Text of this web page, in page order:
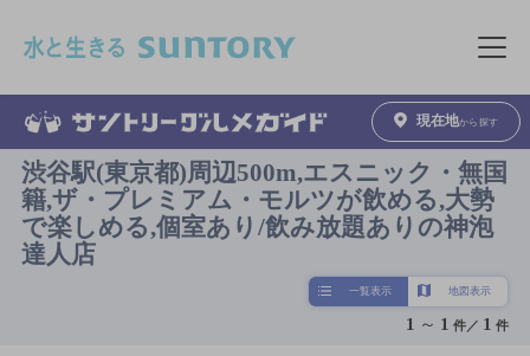
メニュ
現在地から探す
渋谷駅(東京都)周辺500m,エスニック・無国
籍,ザ・プレミアム・モルツが飲める,大勢
で楽しめる,個室あり/飲み放題ありの神泡
達人店
一覧表示 地図表示
1 ～ 1 件／ 1 件